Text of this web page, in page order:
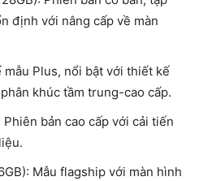
định với nâng cấp về màn
mẫu Plus, nổi bật với thiết kế
khúc tầm trung-cao cấp.
Phiên bản cao cấp với cải tiến
: Mẫu flagship với màn hình